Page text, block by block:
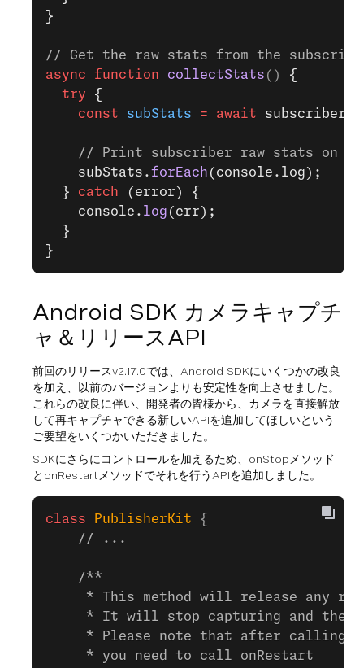
}
// Get the raw stats from the
async function collectStats () {
  try
{
    const
subStats = await subscriber.
// Print subscriber raw stats on
    subStats.
forEach (console.log);
  }
catch (error) {
    console.
log (err);
  }
}
Android SDK カメラキャプチ
ャ＆リリースAPI
前回のリリースv2.17.0では、Android SDKにいくつかの改良
を加え、以前のバージョンよりも安定性を向上させました。
これらの改良に伴い、開発者の皆様から、カメラを直接解放
して再キャプチャできる新しいAPIを追加してほしいという
ご要望をいくつかいただきました。
SDKにさらにコントロールを加えるため、onStopメソッド
とonRestartメソッドでそれを行うAPIを追加しました。
class PublisherKit {
    // ...
    /**
* This method will release any
* It will stop capturing and then
* Please note that after calling
     * you need to call onRestart